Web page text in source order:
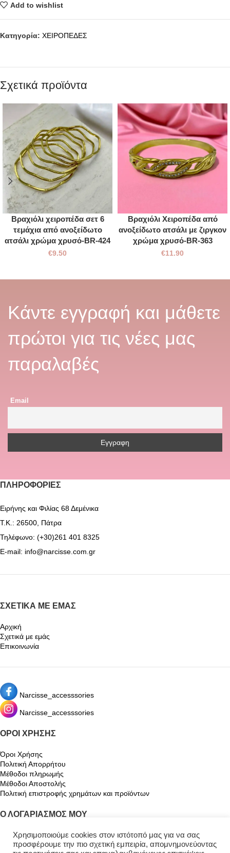
Add to wishlist
Κατηγορία: ΧΕΙΡΟΠΕΔΕΣ
Σχετικά προϊόντα
Βραχιόλι χειροπέδα σετ 6
τεμάχια από ανοξείδωτο
ατσάλι χρώμα χρυσό-BR-424
€9.50
Βραχιόλι Χειροπέδα από
ανοξείδωτο ατσάλι με ζιργκον
χρώμα χρυσό-BR-363
€11.90
Κάντε εγγραφή και μάθετε
πρώτοι για τις νέες μας
παραλαβές
Email
ΠΛΗΡΟΦΟΡΊΕΣ
Ειρήνης και Φιλίας 68 Δεμένικα
Τ.Κ.: 26500, Πάτρα
Τηλέφωνο: (+30)261 401 8325
E-mail: info@narcisse.com.gr
ΣΧΕΤΙΚΆ ΜΕ ΕΜΆΣ
Αρχική
Σχετικά με εμάς
Επικοινωνία
Narcisse_accesssories
Narcisse_accesssories
ΌΡΟΙ ΧΡΉΣΗΣ
Όροι Χρήσης
Πολιτική Απορρήτου
Μέθοδοι πληρωμής
Μέθοδοι Αποστολής
Πολιτική επιστροφής χρημάτων και προϊόντων
Ο ΛΟΓΑΡΙΑΣΜΌΣ ΜΟΥ
Ο λογαριασμός μου
Καλάθι
Χρησιμοποιούμε cookies στον ιστότοπό μας για να σας
προσφέρουμε την πιο σχετική εμπειρία, απομνημονεύοντας